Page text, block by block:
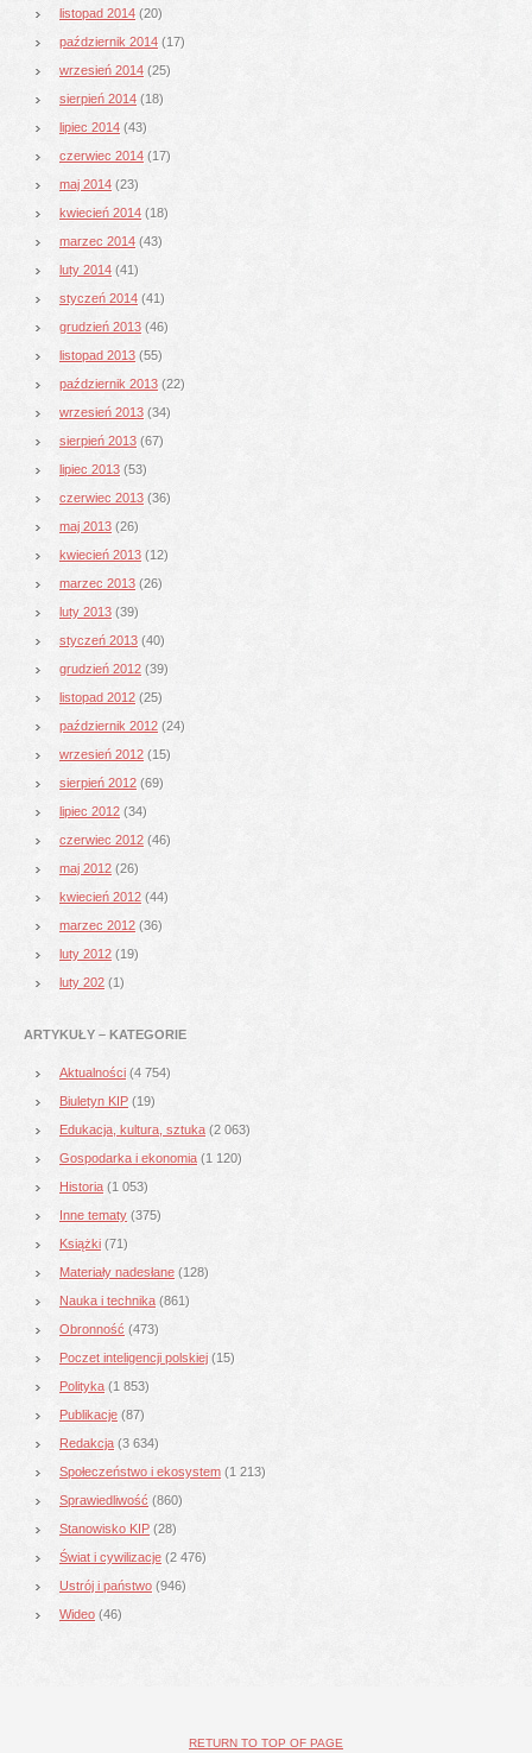
listopad 2014 (20)
październik 2014 (17)
wrzesień 2014 (25)
sierpień 2014 (18)
lipiec 2014 (43)
czerwiec 2014 (17)
maj 2014 (23)
kwiecień 2014 (18)
marzec 2014 (43)
luty 2014 (41)
styczeń 2014 (41)
grudzień 2013 (46)
listopad 2013 (55)
październik 2013 (22)
wrzesień 2013 (34)
sierpień 2013 (67)
lipiec 2013 (53)
czerwiec 2013 (36)
maj 2013 (26)
kwiecień 2013 (12)
marzec 2013 (26)
luty 2013 (39)
styczeń 2013 (40)
grudzień 2012 (39)
listopad 2012 (25)
październik 2012 (24)
wrzesień 2012 (15)
sierpień 2012 (69)
lipiec 2012 (34)
czerwiec 2012 (46)
maj 2012 (26)
kwiecień 2012 (44)
marzec 2012 (36)
luty 2012 (19)
luty 202 (1)
ARTYKUŁY – KATEGORIE
Aktualności (4 754)
Biuletyn KIP (19)
Edukacja, kultura, sztuka (2 063)
Gospodarka i ekonomia (1 120)
Historia (1 053)
Inne tematy (375)
Książki (71)
Materiały nadesłane (128)
Nauka i technika (861)
Obronność (473)
Poczet inteligencji polskiej (15)
Polityka (1 853)
Publikacje (87)
Redakcja (3 634)
Społeczeństwo i ekosystem (1 213)
Sprawiedliwość (860)
Stanowisko KIP (28)
Świat i cywilizacje (2 476)
Ustrój i państwo (946)
Wideo (46)
RETURN TO TOP OF PAGE